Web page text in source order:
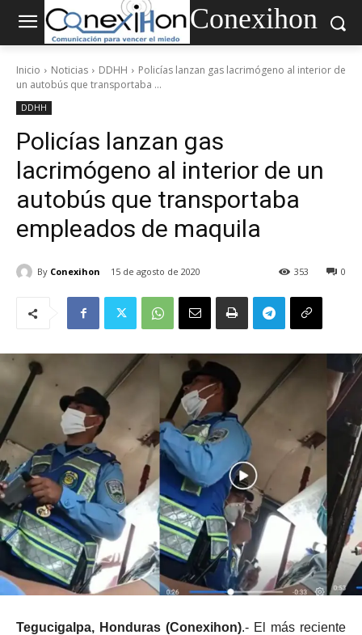
Conexihon
Inicio Noticias DDHH
Policías lanzan gas lacrimógeno al interior de
un autobús que transportaba ...
DDHH
Policías lanzan gas
lacrimógeno al interior de un
autobús que transportaba
empleados de maquila
By Conexihon 15 de agosto de 2020 0
353
Tegucigalpa, Honduras (Conexihon).- El más reciente